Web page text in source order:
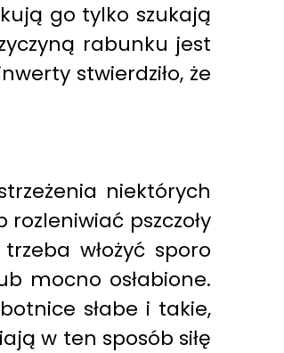
go tylko szukają
rabunku jest
stwierdziło, że
niektórych
pszczoły
włożyć sporo
mocno osłabione.
słabe i takie,
w ten sposób siłę